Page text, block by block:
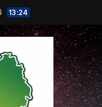
13:24